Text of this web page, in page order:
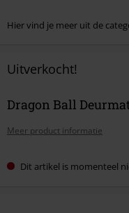
Hier vind je meer uit de
Uitverkocht!
Dragon Ball
Meer product informatie
Dit artikel is momenteel